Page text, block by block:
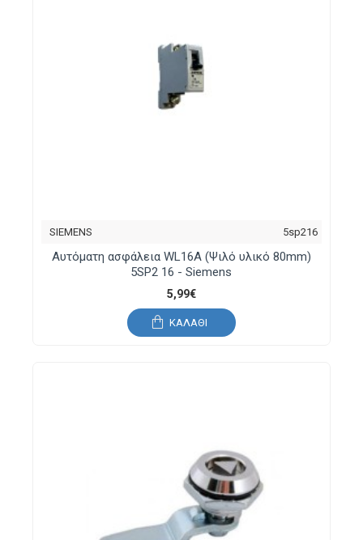
SIEMENS 5sp216
Αυτόματη ασφάλεια WL16A (Ψιλό υλικό 80mm)
5SP2 16 - Siemens
5,99€
ΚΑΛΆΘΙ